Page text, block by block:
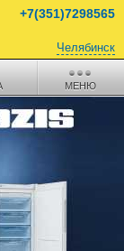
Челябинск
+7(351)7298565
МЕНЮ